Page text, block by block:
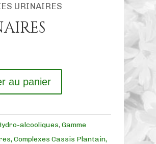
URINAIRES
au panier
alcooliques, Gamme
Complexes Cassis Plantain,